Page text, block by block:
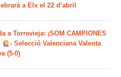
a Elx el 22 d’abril
a Torrevieja: ¡SOM CAMPIONES
- Selecció Valenciana Valenta
(5-0)